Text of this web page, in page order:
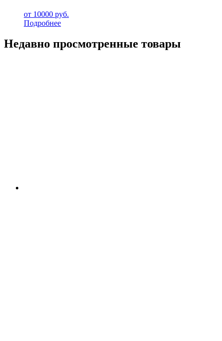
от 10000 руб.
Подробнее
Недавно просмотренные товары